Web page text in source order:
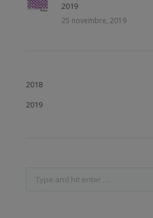
2019
25 novembre, 2019
2018
2019